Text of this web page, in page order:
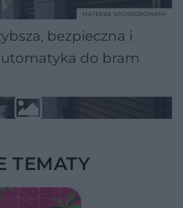
bezpieczna i
do bram
MATERIAŁ SPONSOROWANY
TEMATY